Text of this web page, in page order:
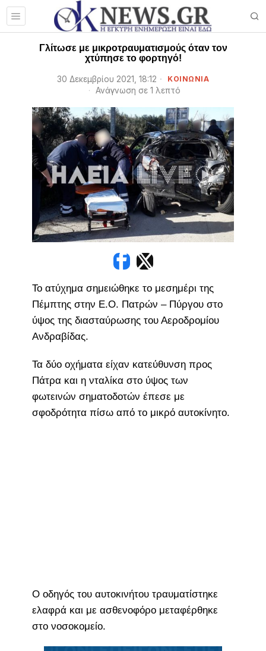
Γλίτωσε με μικροτραυματισμούς όταν τον
χτύπησε το φορτηγό!
30 Δεκεμβρίου 2021, 18:12 ΚΟΙΝΩΝΙΑ
Ανάγνωση σε 1 λεπτό
Το ατύχημα σημειώθηκε το μεσημέρι της
Πέμπτης στην Ε.Ο. Πατρών – Πύργου στο
ύψος της διασταύρωσης του Αεροδρομίου
Ανδραβίδας.
Τα δύο οχήματα είχαν κατεύθυνση προς
Πάτρα και η νταλίκα στο ύψος των
φωτεινών σηματοδοτών έπεσε με
σφοδρότητα πίσω από το μικρό αυτοκίνητο.
Ο οδηγός του αυτοκινήτου τραυματίστηκε
ελαφρά και με ασθενοφόρο μεταφέρθηκε
στο νοσοκομείο.